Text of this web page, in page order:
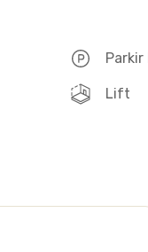
Parkir
Lift